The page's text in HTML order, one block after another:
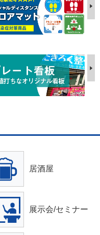
居酒屋
展示会/セミナー